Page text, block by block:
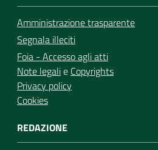
Amministrazione trasparente
Segnala illeciti
Foia - Accesso agli atti
Note legalie Copyrights
Privacy policy
Cookies
REDAZIONE